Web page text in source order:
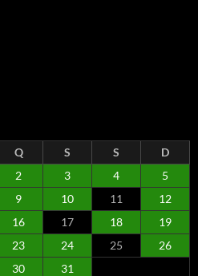
Q S S
D
2 3 4
5
9 10 11
12
16 17 18
19
23 24 25
26
30
31